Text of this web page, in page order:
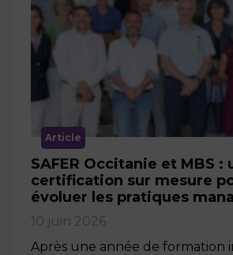
Article
SAFER Occitanie et MBS :
certification sur mesure
évoluer les pratiques
10 juin 2026
Après une année de formation